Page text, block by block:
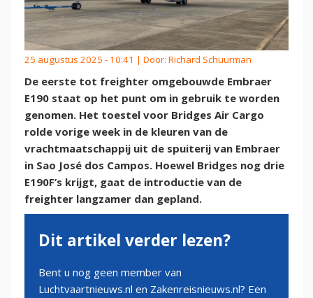
25 augustus 2025 - 10:41 | Door: Richard Schuurman
De eerste tot freighter omgebouwde Embraer
E190 staat op het punt om in gebruik te worden
genomen. Het toestel voor Bridges Air Cargo
rolde vorige week in de kleuren van de
vrachtmaatschappij uit de spuiterij van Embraer
in Sao José dos Campos. Hoewel Bridges nog drie
E190F’s krijgt, gaat de introductie van de
freighter langzamer dan gepland.
Dit artikel verder lezen?
Bent u nog geen member van
Luchtvaartnieuws.nl en Zakenreisnieuws.nl? Een